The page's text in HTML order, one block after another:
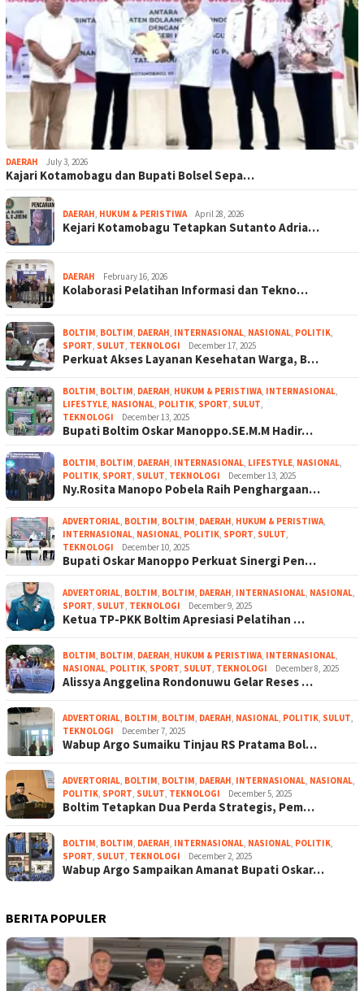
DAERAH July 3, 2026
Kajari Kotamobagu dan Bupati Bolsel Sepa…
DAERAH, HUKUM & PERISTIWA April 28, 2026
Kejari Kotamobagu Tetapkan Sutanto Adria…
DAERAH February 16, 2026
Kolaborasi Pelatihan Informasi dan Tekno…
BOLTIM, BOLTIM, DAERAH, INTERNASIONAL, NASIONAL, POLITIK,
SPORT, SULUT, TEKNOLOGI December 17, 2025
Perkuat Akses Layanan Kesehatan Warga, B…
BOLTIM, BOLTIM, DAERAH, HUKUM & PERISTIWA, INTERNASIONAL,
LIFESTYLE, NASIONAL, POLITIK, SPORT, SULUT,
TEKNOLOGI
December 13, 2025
Bupati Boltim Oskar Manoppo.SE.M.M Hadir…
BOLTIM, BOLTIM, DAERAH, INTERNASIONAL, LIFESTYLE, NASIONAL,
POLITIK, SPORT, SULUT, TEKNOLOGI December 13, 2025
Ny.Rosita Manopo Pobela Raih Penghargaan…
ADVERTORIAL, BOLTIM, BOLTIM, DAERAH, HUKUM & PERISTIWA,
INTERNASIONAL, NASIONAL, POLITIK, SPORT, SULUT,
TEKNOLOGI
December 10, 2025
Bupati Oskar Manoppo Perkuat Sinergi Pen…
ADVERTORIAL, BOLTIM, BOLTIM, DAERAH, INTERNASIONAL, NASIONAL,
SPORT, SULUT, TEKNOLOGI December 9, 2025
Ketua TP-PKK Boltim Apresiasi Pelatihan …
BOLTIM, BOLTIM, DAERAH, HUKUM & PERISTIWA, INTERNASIONAL,
NASIONAL, POLITIK, SPORT, SULUT, TEKNOLOGI December 8, 2025
Alissya Anggelina Rondonuwu Gelar Reses …
ADVERTORIAL, BOLTIM, BOLTIM, DAERAH, NASIONAL, POLITIK, SULUT,
TEKNOLOGI
December 7, 2025
Wabup Argo Sumaiku Tinjau RS Pratama Bol…
ADVERTORIAL, BOLTIM, BOLTIM, DAERAH, INTERNASIONAL, NASIONAL,
POLITIK, SPORT, SULUT, TEKNOLOGI December 5, 2025
Boltim Tetapkan Dua Perda Strategis, Pem…
BOLTIM, BOLTIM, DAERAH, INTERNASIONAL, NASIONAL, POLITIK,
SPORT, SULUT, TEKNOLOGI December 2, 2025
Wabup Argo Sampaikan Amanat Bupati Oskar…
BERITA POPULER